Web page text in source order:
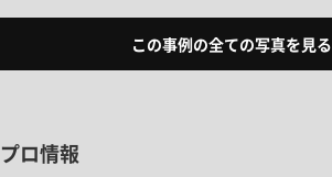
この事例の全ての写真を見る
プロ情報